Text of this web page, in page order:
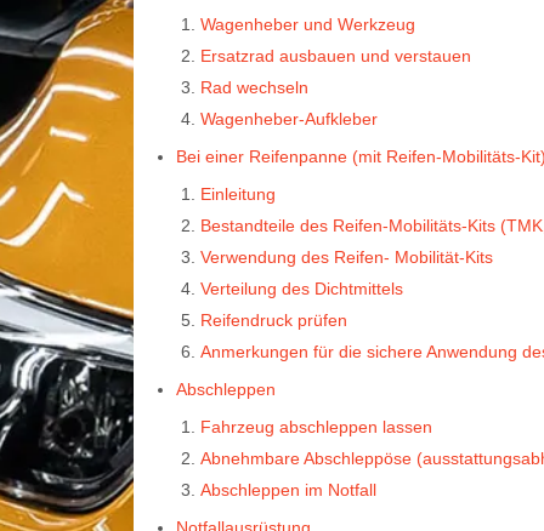
Wagenheber und Werkzeug
Ersatzrad ausbauen und verstauen
Rad wechseln
Wagenheber-Aufkleber
Bei einer Reifenpanne (mit Reifen-Mobilitäts-Kit)
Einleitung
Bestandteile des Reifen-Mobilitäts-Kits
Verwendung des Reifen- Mobilität-Kits
Verteilung des Dichtmittels
Reifendruck prüfen
Anmerkungen für die sichere Anwendung
Abschleppen
Fahrzeug abschleppen lassen
Abnehmbare Abschleppöse
Abschleppen im Notfall